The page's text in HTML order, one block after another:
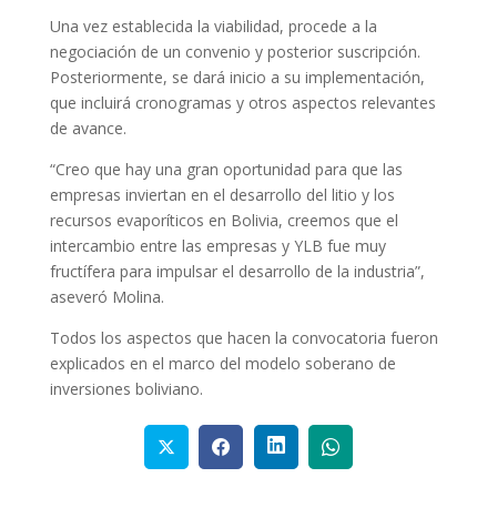
Una vez establecida la viabilidad, procede a la
negociación de un convenio y posterior suscripción.
Posteriormente, se dará inicio a su implementación,
que incluirá cronogramas y otros aspectos relevantes
de avance.
“Creo que hay una gran oportunidad para que las
empresas inviertan en el desarrollo del litio y los
recursos evaporíticos en Bolivia, creemos que el
intercambio entre las empresas y YLB fue muy
fructífera para impulsar el desarrollo de la industria”,
aseveró Molina.
Todos los aspectos que hacen la convocatoria fueron
explicados en el marco del modelo soberano de
inversiones boliviano.